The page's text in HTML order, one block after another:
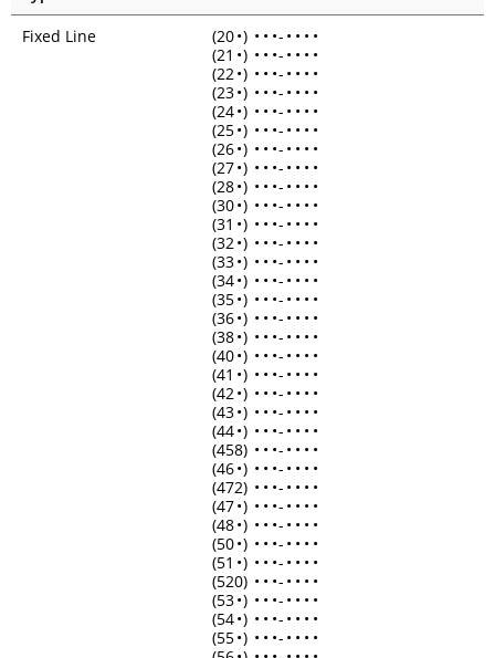
Fixed Line
(20•) • • •- • • • •
(21 •) • • •- • • • •
(22•) • • •- • • • •
(23•) • • •- • • • •
(24•) • • •- • • • •
(25•) • • •- • • • •
(26•) • • •- • • • •
(27•) • • •- • • • •
(28•) • • •- • • • •
(30•) • • •- • • • •
(31 •) • • •- • • • •
(32•) • • •- • • • •
(33•) • • •- • • • •
(34•) • • •- • • • •
(35•) • • •- • • • •
(36•) • • •- • • • •
(38•) • • •- • • • •
(40•) • • •- • • • •
(41 •) • • •- • • • •
(42•) • • •- • • • •
(43•) • • •- • • • •
(44•) • • •- • • • •
(458) • • •- • • • •
(46•) • • •- • • • •
(472) • • •- • • • •
(47•) • • •- • • • •
(48•) • • •- • • • •
(50•) • • •- • • • •
(51 •) • • •- • • • •
(520) • • •- • • • •
(53•) • • •- • • • •
(54•) • • •- • • • •
(55•) • • •- • • • •